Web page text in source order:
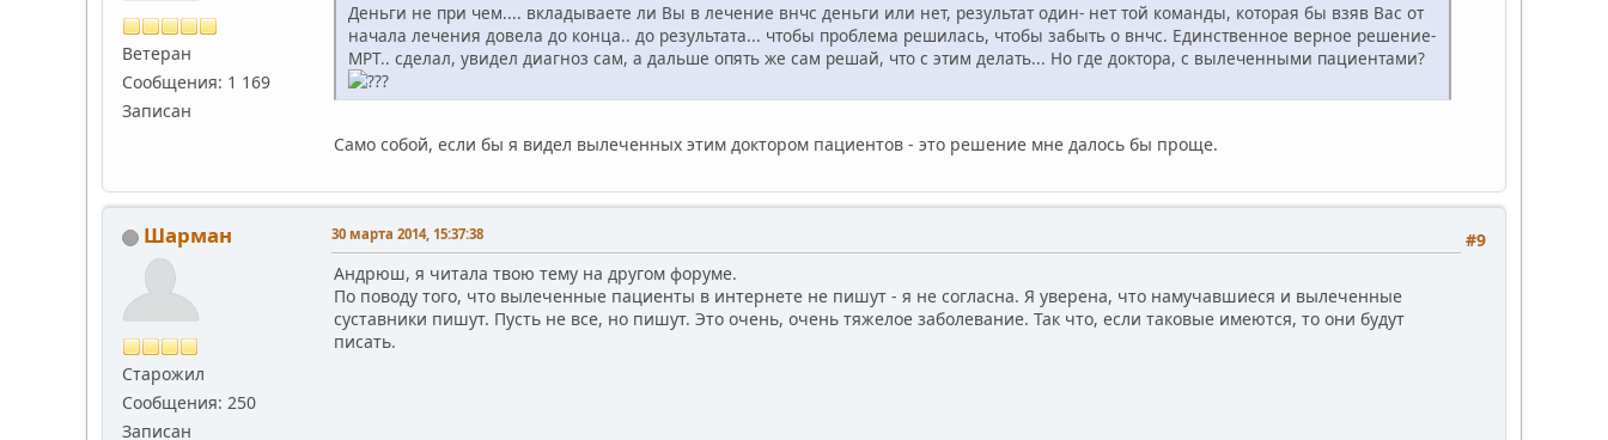
Ветеран
Сообщения: 1 169
Записан
Деньги не при чем.... вкладываете ли Вы в лечение внчс деньги или нет, результат один- нет той команды, которая бы взяв Вас от
начала лечения довела до конца.. до результата... чтобы проблема решилась, чтобы забыть о внчс. Единственное верное решение-
МРТ.. сделал, увидел диагноз сам, а дальше опять же сам решай, что с этим делать... Но где доктора, с вылеченными пациентами?
Само собой, если бы я видел вылеченных этим доктором пациентов - это решение мне далось бы проще.
Шарман
Старожил
Сообщения: 250
Записан
#9
30 марта 2014, 15:37:38
Андрюш, я читала твою тему на другом форуме.
По поводу того, что вылеченные пациенты в интернете не пишут - я не согласна. Я уверена, что намучавшиеся и вылеченные
суставники пишут. Пусть не все, но пишут. Это очень, очень тяжелое заболевание. Так что, если таковые имеются, то они будут
писать.